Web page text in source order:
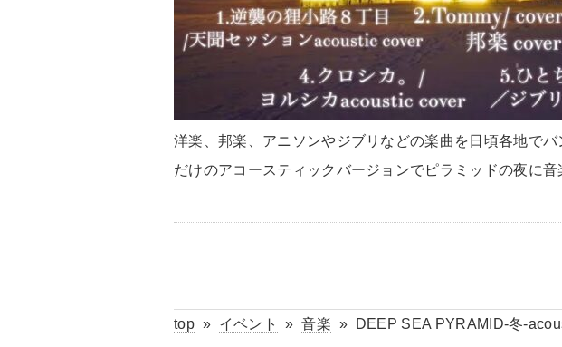
洋楽、邦楽、アニソンやジブリなどの楽曲を日頃各地で
だけのアコースティックバージョンでピラミッドの夜に音
top» イベント »音楽 » DEEP SEA PYRAMID-冬-